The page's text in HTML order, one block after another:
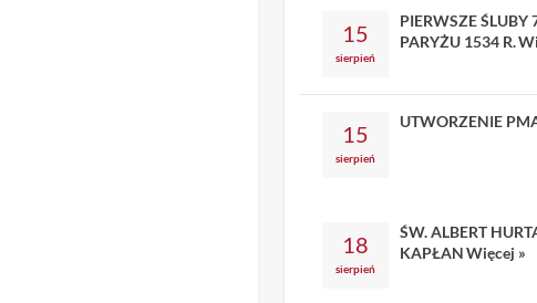
15
sierpień
PIERWSZE ŚLUBY
PARYŻU 1534 R.
15
sierpień
UTWORZENIE
18
sierpień
ŚW. ALBERT
KAPŁANWięcej »